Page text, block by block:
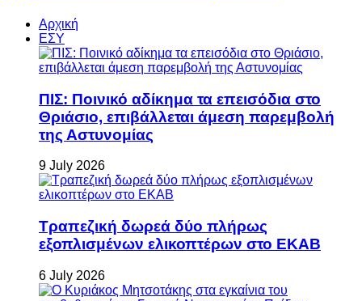
Αρχική
ΕΣΥ
ΠΙΣ: Ποινικό αδίκημα τα επεισόδια στο
Θριάσιο, επιβάλλεται άμεση παρεμβολή
της Αστυνομίας
9 July 2026
Τραπεζική δωρεά δύο πλήρως
εξοπλισμένων ελικοπτέρων στο ΕΚΑΒ
6 July 2026